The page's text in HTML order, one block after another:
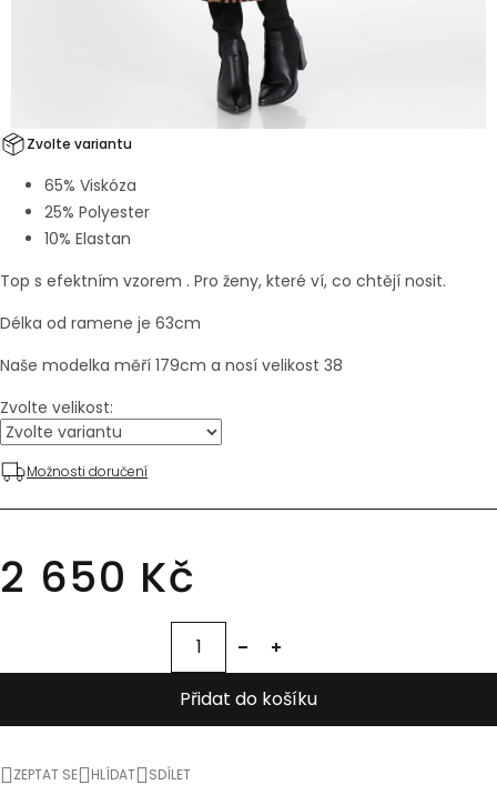
2 650 Kč
Zvolte variantu
Zvolte velikost:
Možnosti doručení
Přidat do košíku
65% Viskóza
25% Polyester
10% Elastan
Top s efektním vzorem . Pro ženy, které ví, co chtějí nosit.
Délka od ramene je 63cm
Naše modelka měří 179cm a nosí velikost 38
ZEPTAT SE HLÍDAT SDÍLET